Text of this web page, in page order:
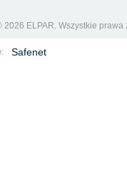
2026 ELPAR. Wszystkie prawa
Safenet